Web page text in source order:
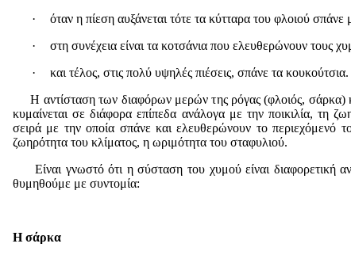
·
όταν η πίεση αυξάνεται τότε τα κύτταρα του φλοιού σπάνε
·
στη συνέχεια είναι τα κοτσάνια που ελευθερώνουν τους
·
και τέλος, στις πολύ υψηλές πιέσεις, σπάνε τα κουκούτσια.
Η αντίσταση των διαφόρων μερών της ρόγας (φλοιός, σάρκα)
κυμαίνεται σε διάφορα επίπεδα ανάλογα με την ποικιλία, τη
σειρά με την οποία σπάνε και ελευθερώνουν το περιεχόμενό
ζωηρότητα του κλίματος, η ωριμότητα του σταφυλιού.
Είναι γνωστό ότι η σύσταση του χυμού είναι διαφορετική
θυμηθούμε με συντομία:
Η σάρκα